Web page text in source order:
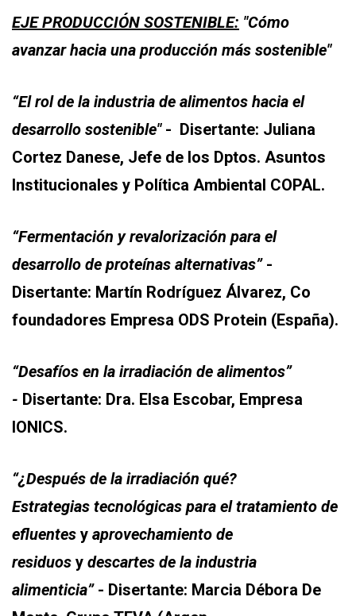
EJE PRODUCCIÓN SOSTENIBLE: "Cómo
avanzar hacia una producción más sostenible"
“El rol de la industria de alimentos hacia el
desarrollo sostenible" - Disertante: Juliana
Cortez Danese, Jefe de los Dptos. Asuntos
Institucionales y Política Ambiental COPAL.
“Fermentación y revalorización para el
desarrollo de proteínas alternativas” -
Disertante: Martín Rodríguez Álvarez, Co
foundadores Empresa ODS Protein (España).
“Desafíos en la irradiación de alimentos”
- Disertante: Dra. Elsa Escobar, Empresa
IONICS.
“¿Después de la irradiación qué?
Estrategias tecnológicas para eltratamiento de
efluentes y aprovechamiento de
residuos y descartes de la industria
alimenticia” - Disertante: Marcia Débora De